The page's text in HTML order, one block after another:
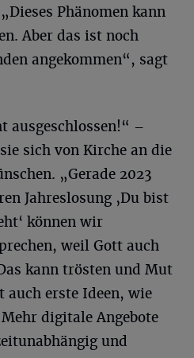
Phänomen kann
Aber das ist noch
angekommen“, sagt
ausgeschlossen!“ –
sich von Kirche an die
„Gerade 2023
Jahreslosung ‚Du bist
können wir
weil Gott auch
kann trösten und Mut
auch erste Ideen, wie
digitale Angebote
und